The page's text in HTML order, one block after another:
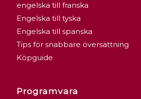
engelska till franska
Engelska till tyska
Engelska till spanska
Tips för snabbare översättning
Köpguide
Programvara